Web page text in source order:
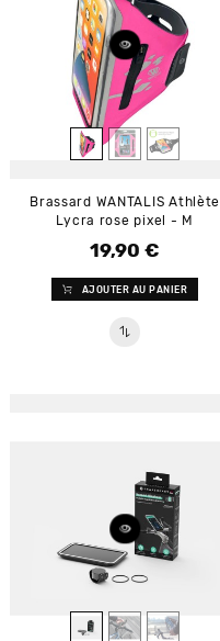
Brassard WANTALIS Athlète
Lycra rose pixel - M
Prix
19,90 €
AJOUTER AU PANIER